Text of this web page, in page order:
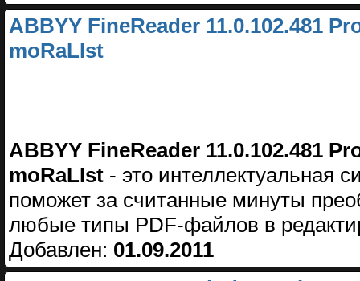
ABBYY FineReader 11.0.102.481
moRaLIst
ABBYY FineReader 11.0.102.481
moRaLIst - это интеллектуальная
поможет за считанные минуты
любые типы PDF-файлов в
Добавлен: 01.09.2011